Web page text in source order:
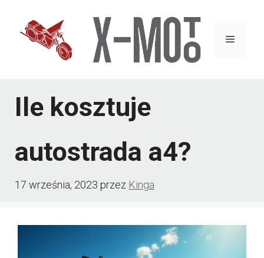
Menu
Ile kosztuje
autostrada a4?
17 września, 2023 przez Kinga